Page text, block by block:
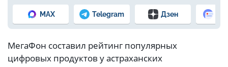
MAX Telegram Дзен
МегаФон составил рейтинг популярных
цифровых продуктов у астраханских